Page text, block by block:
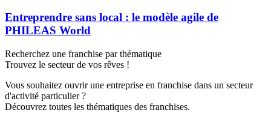
Entreprendre sans local : le modèle agile de
PHILEAS World
Recherchez une franchise par thématique
Trouvez le secteur de vos rêves !
Vous souhaitez ouvrir une entreprise en franchise dans un secteur
d'activité particulier ?
Découvrez toutes les thématiques des franchises.